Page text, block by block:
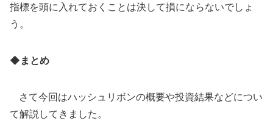
指標を頭に入れておくことは決して損にならないでしょ
う。
◆まとめ
さて今回はハッシュリボンの概要や投資結果などについ
て解説してきました。